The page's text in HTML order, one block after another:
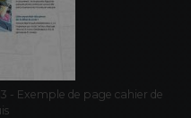
- Exemple de page cahier de